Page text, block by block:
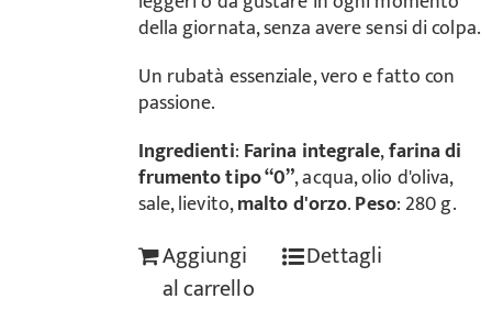
della giornata, senza avere sensi di colpa.
Un rubatà essenziale, vero e fatto con
passione.
Ingredienti: Farina integrale,farina di
frumento tipo “0”, acqua, olio d'oliva,
sale, lievito,malto d'orzo.Peso: 280 g.
Aggiungi
al carrello
Dettagli